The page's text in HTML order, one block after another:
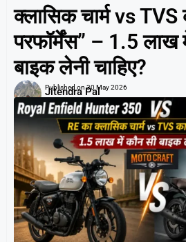
क्लासिक चार्म vs TVS
परफॉर्मेंस” – 1.5 लाख
बाइक लेनी चाहिए?
Jitendra Pal
Published on 30 May 2026